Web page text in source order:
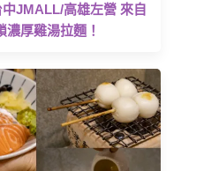
JMALL/高雄左營 來自
濃厚雞湯拉麵！